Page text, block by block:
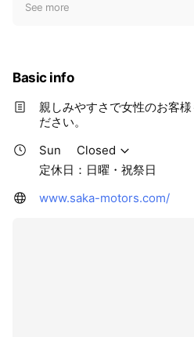
e
See more
Basic info
親しみやすさで女性のお客
ださい。
Sun
Closed
定休日：日曜・祝祭日
www.saka-motors.com/